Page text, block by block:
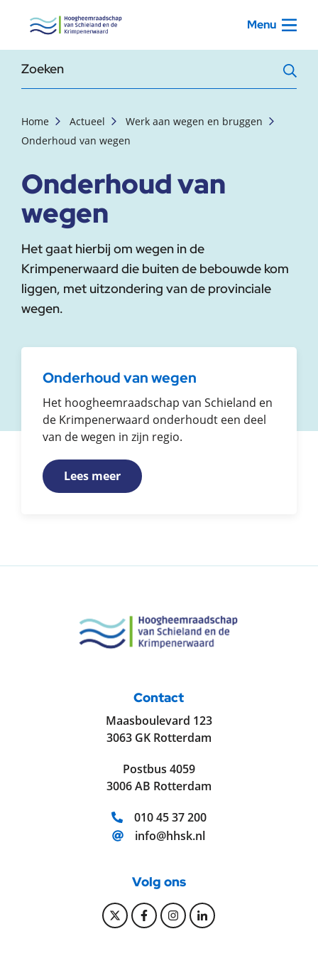
, startpagina Menu
Zoekterm
Home Actueel
Werk aan wegen en bruggen
Onderhoud van wegen
Onderhoud van
wegen
Het gaat hierbij om wegen in de
Krimpenerwaard die buiten de bebouwde kom
liggen, met uitzondering van de provinciale
wegen.
Onderhoud van wegen
Het hoogheemraadschap van Schieland en
de Krimpenerwaard onderhoudt een deel
van de wegen in zijn regio.
Lees meer
Contact
Maasboulevard 123
3063 GK Rotterdam
Postbus 4059
3006 AB Rotterdam
Telefoonnummer:
010 45 37 200
E-mailadres:
info@hhsk.nl
Volg ons
Bekijk onze Twitter pagina
Bekijk onze Facebook
Bekijk onze Instagram
Bekijk onze